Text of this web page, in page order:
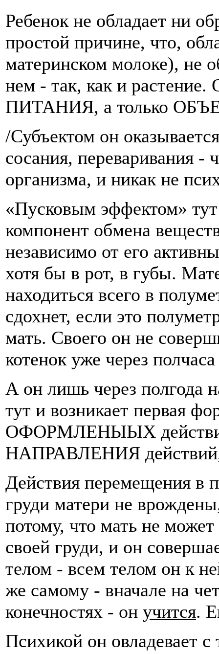
Ребенок не обладает ни
простой причине, что,
материнском молоке),
нем - так, как и
ПИТАНИЯ, а только
/Субъектом он
сосания, переваривания -
организма, и никак не
«Пусковым эффектом»
компонент обмена
независимо от его
хотя бы в рот, в губы.
находиться всего в
сдохнет, если это
мать. Своего он не
котенок уже через
А он лишь через полгода
тут и возникает
ОФОРМЛЕНЫЫХ
НАПРАВЛЕНИЯ действий,
Действия перемещения в
груди матери не
потому, что мать не
своей груди, и он
телом - всем телом он к
же самому - вначале на
конечностях - он учится.
Психикой он овладевает с